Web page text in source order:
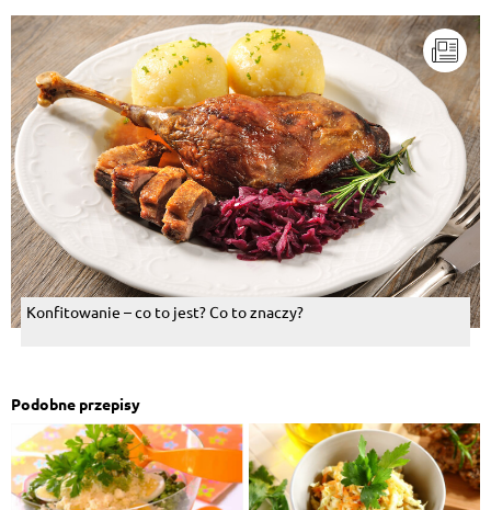
Konfitowanie – co to jest? Co to znaczy?
Podobne przepisy